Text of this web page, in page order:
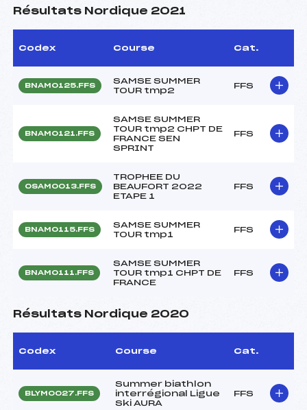
Résultats Nordique 2021
Codex Course Cat.
BNAM0125.FFS
SAMSE SUMMER
TOUR tmp2
FFS
BNAM0121.FFS
SAMSE SUMMER
TOUR tmp2 CHPT DE
FRANCE SEN
SPRINT
FFS
OSAM0013.FFS
TROPHEE DU
BEAUFORT 2022
ETAPE 1
FFS
BNAM0115.FFS
SAMSE SUMMER
TOUR tmp1
FFS
BNAM0111.FFS
SAMSE SUMMER
TOUR tmp1 CHPT DE
FRANCE
FFS
Résultats Nordique 2020
Codex Course Cat.
BLYM0027.FFS
Summer biathlon
interrégional Ligue
Ski AURA
FFS